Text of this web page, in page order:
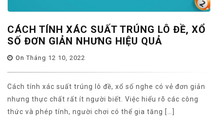
CÁCH TÍNH XÁC SUẤT TRÚNG LÔ ĐỀ, XỔ
SỐ ĐƠN GIẢN NHƯNG HIỆU QUẢ
On Tháng 12 10, 2022
Cách tính xác suất trúng lô đề, xổ số nghe có vẻ đơn giản
nhưng thực chất rất ít người biết. Việc hiểu rõ các công
thức và phép tính, người chơi có thể gia tăng […]